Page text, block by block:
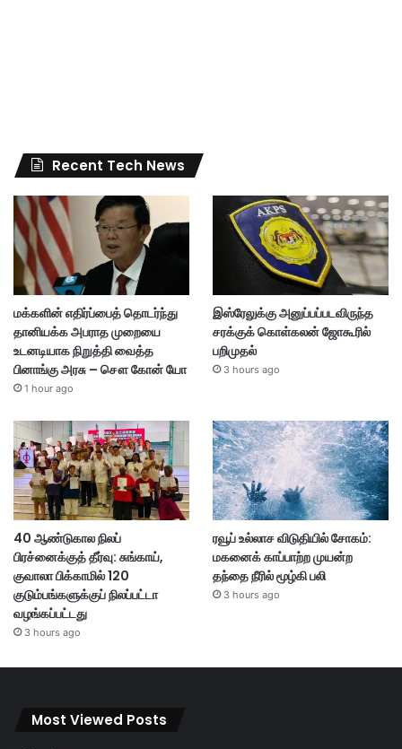
Recent Tech News
மக்களின் எதிர்ப்பைத் தொடர்ந்து
தானியக்க அபராத முறையை
உடனடியாக நிறுத்தி வைத்த
பினாங்கு அரசு – சௌ கோன் யோ
1 hour ago
இஸ்ரேலுக்கு அனுப்பப்படவிருந்த
சரக்குக் கொள்கலன் ஜோகூரில்
பறிமுதல்
3 hours ago
40 ஆண்டுகால நிலப்
பிரச்னைக்குத் தீர்வு: சுங்காய்,
குவாலா பிக்காமில் 120
குடும்பங்களுக்குப் நிலப்பட்டா
வழங்கப்பட்டது
3 hours ago
ரவூப் உல்லாச விடுதியில் சோகம்:
மகனைக் காப்பாற்ற முயன்ற
தந்தை நீரில் மூழ்கி பலி
3 hours ago
Most Viewed Posts